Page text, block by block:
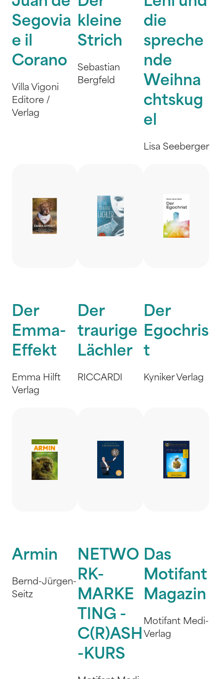
Segovia
e il
Corano
Villa Vigoni
Editore /
Verlag
kleine
Strich
Sebastian
Bergfeld
die
spreche
nde
Weihna
chtskug
el
Lisa Seeberger
Der
Emma-
Effekt
Emma Hilft
Verlag
Der
traurige
Lächler
RICCARDI
Der
Egochris
t
Kyniker Verlag
Armin
Bernd-Jürgen-
Seitz
NETWO
RK-
MARKE
TING -
C(R)ASH
-KURS
Das
Motifant
Magazin
Motifant Medi-
Verlag